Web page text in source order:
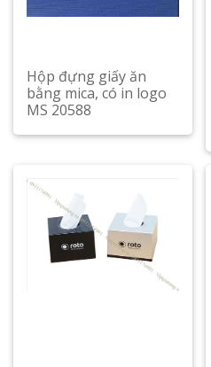
Hộp đựng giấy ăn
bằng mica, có in logo
MS 20588